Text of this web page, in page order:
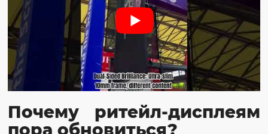
Почему ритейл-дисплеям
пора обновиться?